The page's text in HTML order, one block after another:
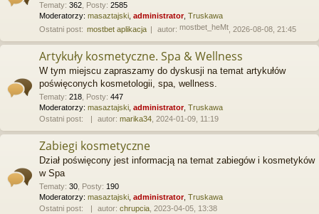
Tematy: 362 Posty: 2585
Moderatorzy: masaztajski administrator, Truskawa
Ostatni post: mostbet aplikacja autor: mostbet_heMt , 2026-08-08, 21:45
Artykuły kosmetyczne. Spa & Wellness
W tym miejscu zapraszamy do dyskusji na temat artykułów
poświęconych kosmetologii, spa, wellness.
Tematy: 218 Posty: 447
Moderatorzy: masaztajski administrator, Truskawa
Ostatni post:
autor: marika34 , 2024-01-09, 11:19
Zabiegi kosmetyczne
Dział poświęcony jest informacją na temat zabiegów i kosmetyków
w Spa
Tematy: 30 Posty: 190
Moderatorzy: masaztajski administrator, Truskawa
Ostatni post:
autor: chrupcia , 2023-04-05, 13:38